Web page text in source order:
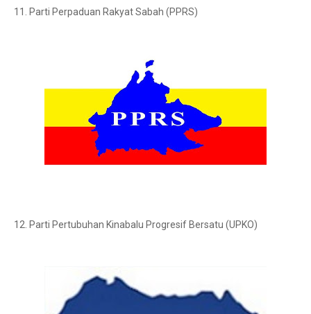
11. Parti Perpaduan Rakyat Sabah (PPRS)
12. Parti Pertubuhan Kinabalu Progresif Bersatu (UPKO)